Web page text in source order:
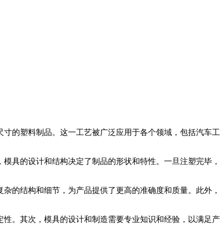
的塑料制品。这一工艺被广泛应用于各个领域，包括汽车工
的设计和结构决定了制品的形状和特性。一旦注塑完毕，
结构和细节，为产品提供了更高的准确度和质量。此外，
。其次，模具的设计和制造需要专业知识和经验，以满足产